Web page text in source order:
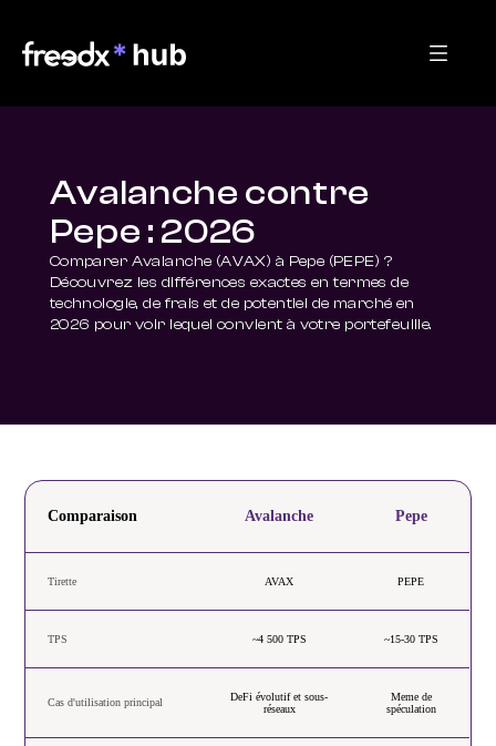
Avalanche contre
Pepe : 2026
Comparer Avalanche (AVAX) à Pepe (PEPE) ?
Découvrez les différences exactes en termes de
technologie, de frais et de potentiel de marché en
2026 pour voir lequel convient à votre portefeuille.
Comparaison Avalanche Pepe
Tirette AVAX PEPE
TPS ~4 500 TPS ~15-30 TPS
Cas d'utilisation principal
DeFi évolutif et sous-
réseaux
Meme de
spéculation